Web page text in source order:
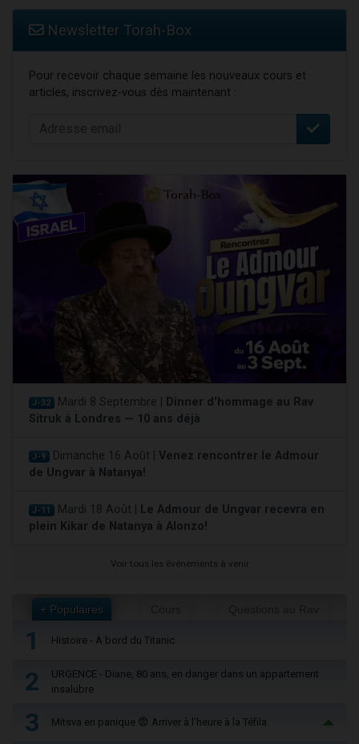
Newsletter Torah-Box
Pour recevoir chaque semaine les nouveaux cours et
articles, inscrivez-vous dès maintenant :
J-32 Mardi 8 Septembre |
Dinner d'hommage au Rav
Sitruk à Londres — 10 ans déjà
J-9 Dimanche 16 Août | Venez rencontrer le Admour
de Ungvar à Natanya!
J-11 Mardi 18 Août |
Le Admour de Ungvar recevra en
plein Kikar de Natanya à Alonzo!
Voir tous les événements à venir
+ Populaires
1 Histoire - À bord du Titanic
2
URGENCE - Diane, 80 ans, en danger dans un appartement
insalubre
3 Mitsva en panique 😨 Arriver à l'heure à la Téfila